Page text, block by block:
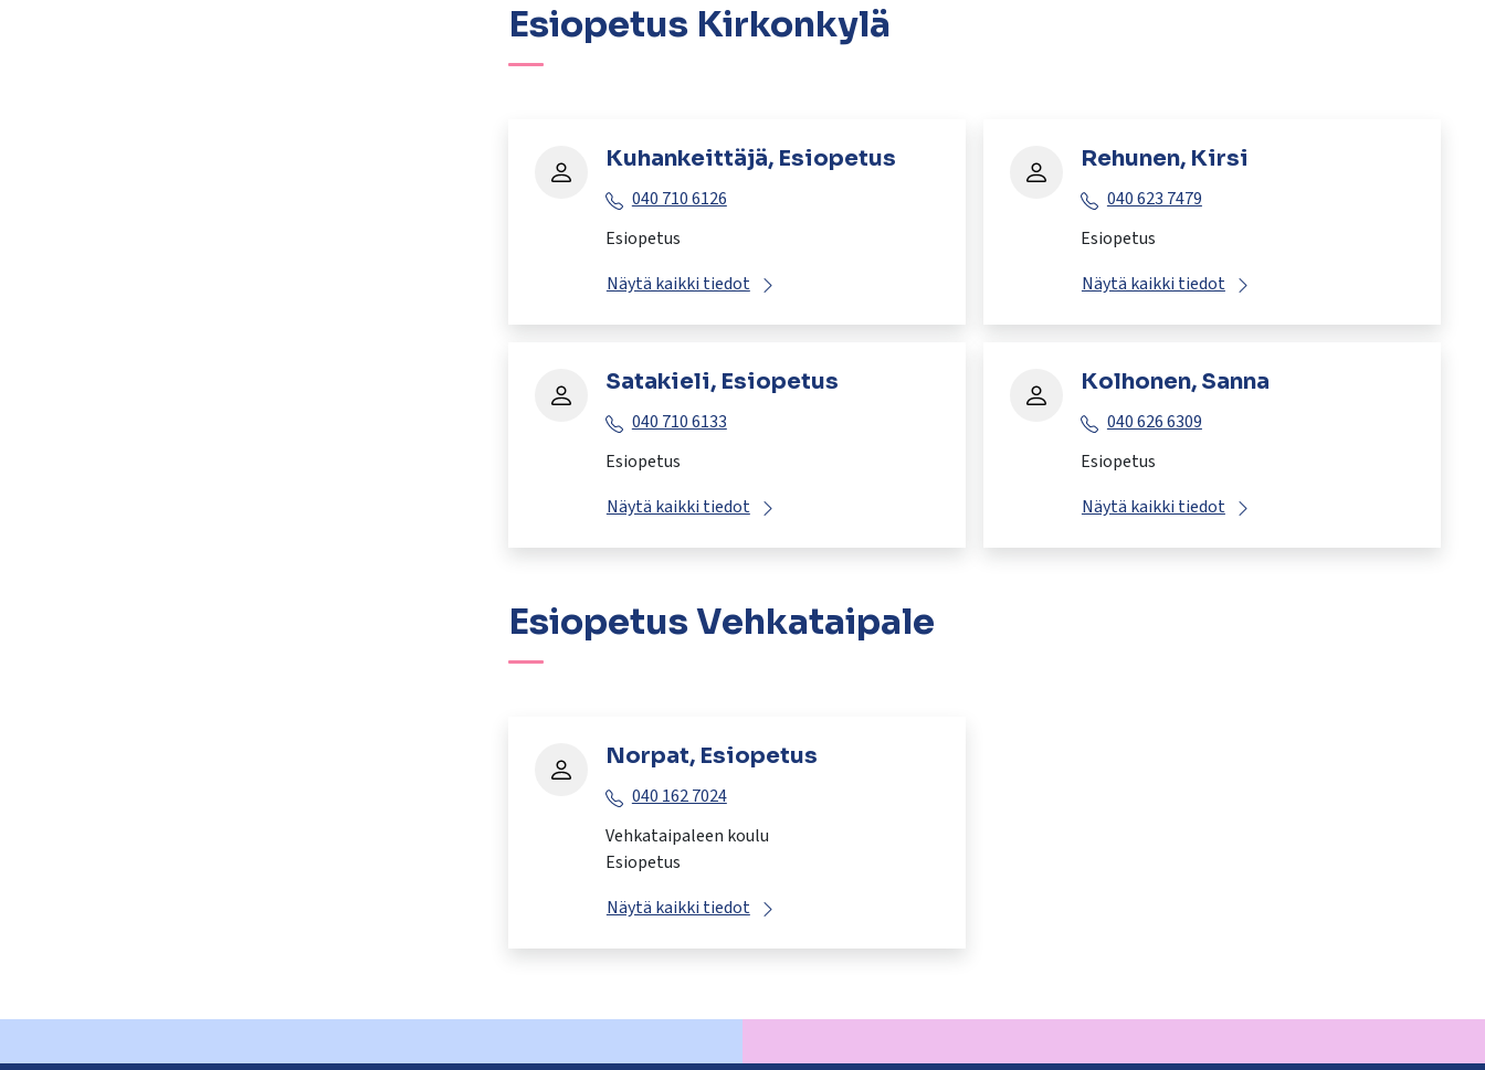
Esiopetus Kirkonkylä
Kuhankeittäjä, Esiopetus
040 710 6126
Esiopetus
Näytä kaikki tiedot
Rehunen, Kirsi
040 623 7479
Esiopetus
Näytä kaikki tiedot
Satakieli, Esiopetus
040 710 6133
Esiopetus
Näytä kaikki tiedot
Kolhonen, Sanna
040 626 6309
Esiopetus
Näytä kaikki tiedot
Esiopetus Vehkataipale
Norpat, Esiopetus
040 162 7024
Vehkataipaleen koulu
Esiopetus
Näytä kaikki tiedot